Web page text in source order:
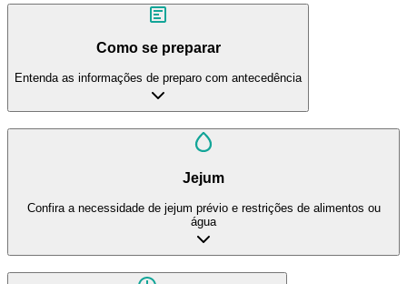
Como se preparar
Entenda as informações de preparo com antecedência
Jejum
Confira a necessidade de jejum prévio e restrições de alimentos ou
água